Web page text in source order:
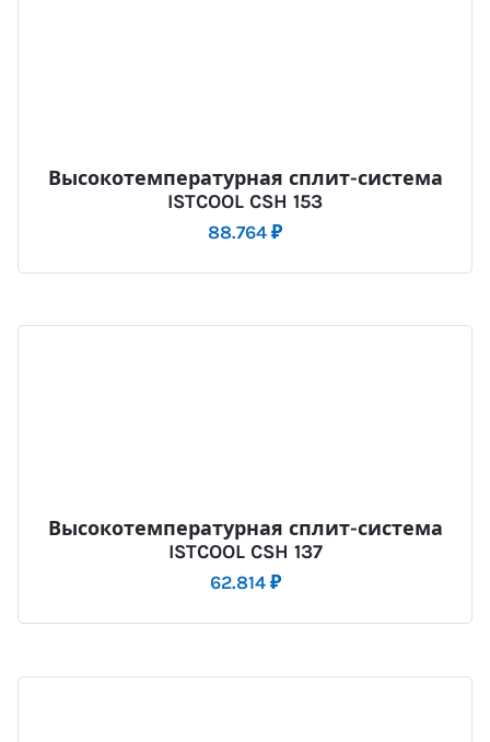
Высокотемпературная сплит-система
ISTCOOL CSH 153
88.764 ₽
Высокотемпературная сплит-система
ISTCOOL CSH 137
62.814 ₽